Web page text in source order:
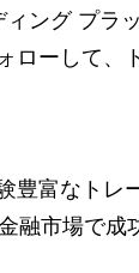
ング プラ
ローして、
富なトレ
融市場で成